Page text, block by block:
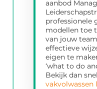
aanbod
professionele
modellen toe
van jouw
effectieve
eigen te
‘what to do
Bekijk dan
vakvolwassen